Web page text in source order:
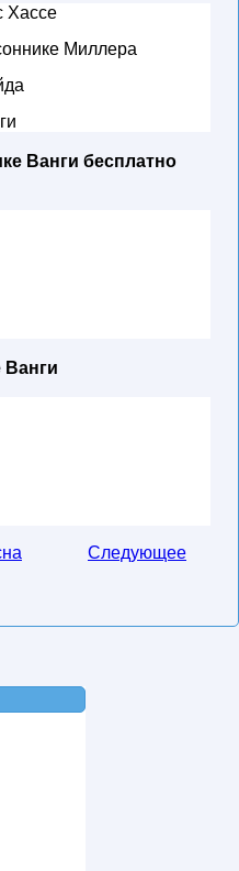
Хассе
Миллера
Ванги бесплатно
Ванги
Следующее